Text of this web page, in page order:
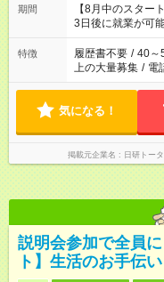
「できれば残業
ね。 ※Wワーク希望の方へ 今ご覧のお仕事で希望する勤務時間
と、もう1つのお
合は応募できませ
期間
【8月中のスタ
3日後に就業が可
特徴 履歴書不要 / 40～
上の大量募集 / 電
気になる！
掲載元企業名 日研トー
説明会参加で全員
ト】生活のお手伝い